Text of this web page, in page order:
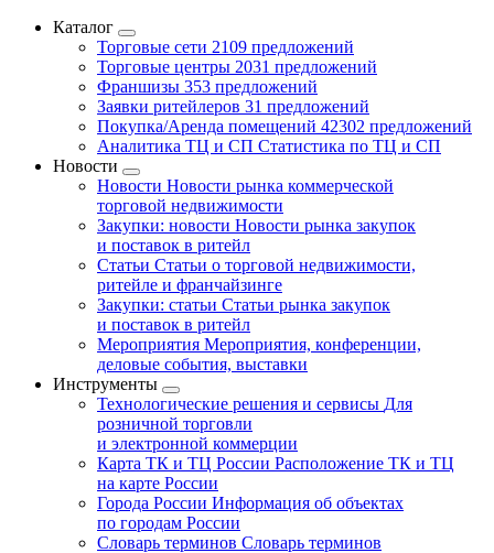
Каталог
Торговые сети 2109 предложений
Торговые центры 2031 предложений
Франшизы 353 предложений
Заявки ритейлеров 31 предложений
Покупка/Аренда помещений 42302 предложений
Аналитика ТЦ и СП Статистика по ТЦ и СП
Новости
Новости Новости рынка коммерческой
торговой недвижимости
Закупки: новости Новости рынка закупок
и поставок в ритейл
Статьи Статьи о торговой недвижимости,
ритейле и франчайзинге
Закупки: статьи Статьи рынка закупок
и поставок в ритейл
Мероприятия Мероприятия, конференции,
деловые события, выставки
Инструменты
Технологические решения и сервисы Для
розничной торговли
и электронной коммерции
Карта ТК и ТЦ России Расположение ТК и ТЦ
на карте России
Города России Информация об объектах
по городам России
Словарь терминов Словарь терминов